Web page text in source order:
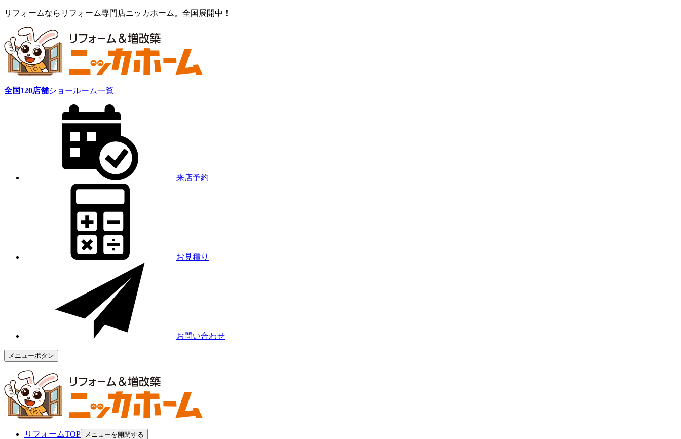
リフォームならリフォーム専門店ニッカホーム。全国展開中！
全国120店舗ショールーム一覧
来店予約
お見積り
お問い合わせ
メニューボタン
リフォームTOP メニューを開閉する